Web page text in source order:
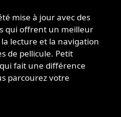
mise à jour avec des
qui offrent un meilleur
lecture et la navigation
de pellicule. Petit
fait une différence
parcourez votre